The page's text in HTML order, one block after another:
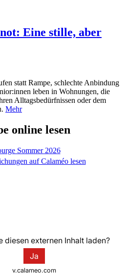
Eine stille, aber
statt Rampe, schlechte Anbindung
leben in Wohnungen, die
Alltagsbedürfnissen oder dem
Mehr
online lesen
Sommer 2026
auf Calaméo lesen